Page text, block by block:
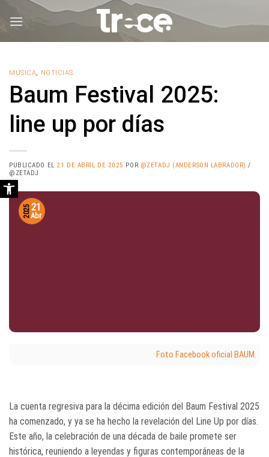
MÚSICA, NOTICIAS
Baum Festival 2025:
line up por días
PUBLICADO EL 21 DE ABRIL DE 2025 POR @ZETADJ (ANDERSON LABRADOR) /
@ZETADJ
Foto Facebook oficial BAUM.
21
Abr
2025
La cuenta regresiva para la décima edición del Baum Festival 2025
ha comenzado, y ya se ha hecho la revelación del Line Up por días.
Este año, la celebración de una década de baile promete ser
histórica, reuniendo a leyendas y figuras contemporáneas de la
Abrir barra de herramientas